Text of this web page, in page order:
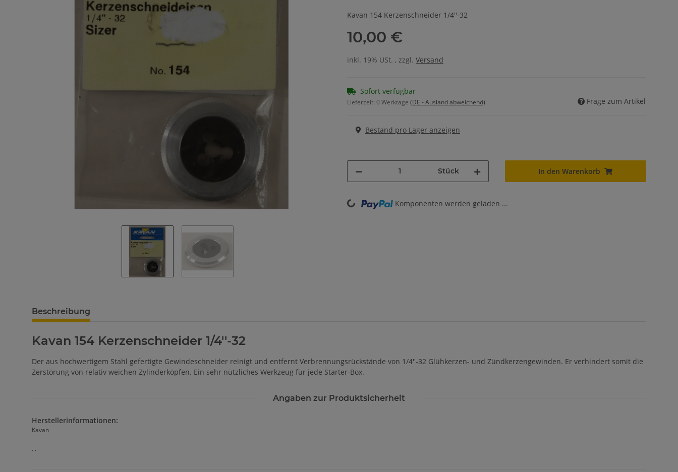
Kavan 154 Kerzenschneider 1/4''-32
10,00 €
inkl. 19% USt. , zzgl. Versand
Sofort verfügbar
Lieferzeit: 0 Werktage (DE - Ausland abweichend) Frage zum Artikel
Bestand pro Lager anzeigen
Stück In den Warenkorb
Loading... Komponenten werden geladen ...
Beschreibung
Kavan 154 Kerzenschneider 1/4''-32
Der aus hochwertigem Stahl gefertigte Gewindeschneider reinigt und entfernt Verbrennungsrückstände von 1/4''-32 Glühkerzen- und Zündkerzengewinden. Er verhindert somit die
Zerstörung von relativ weichen Zylinderköpfen. Ein sehr nützliches Werkzeug für jede Starter-Box.
Angaben zur Produktsicherheit
Herstellerinformationen:
Kavan
, ,